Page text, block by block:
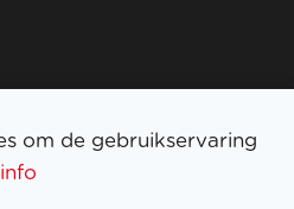
op nieuwsbrief
om de gebruikservaring